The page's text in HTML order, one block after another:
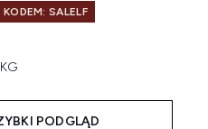
SALELF
PODGLĄD